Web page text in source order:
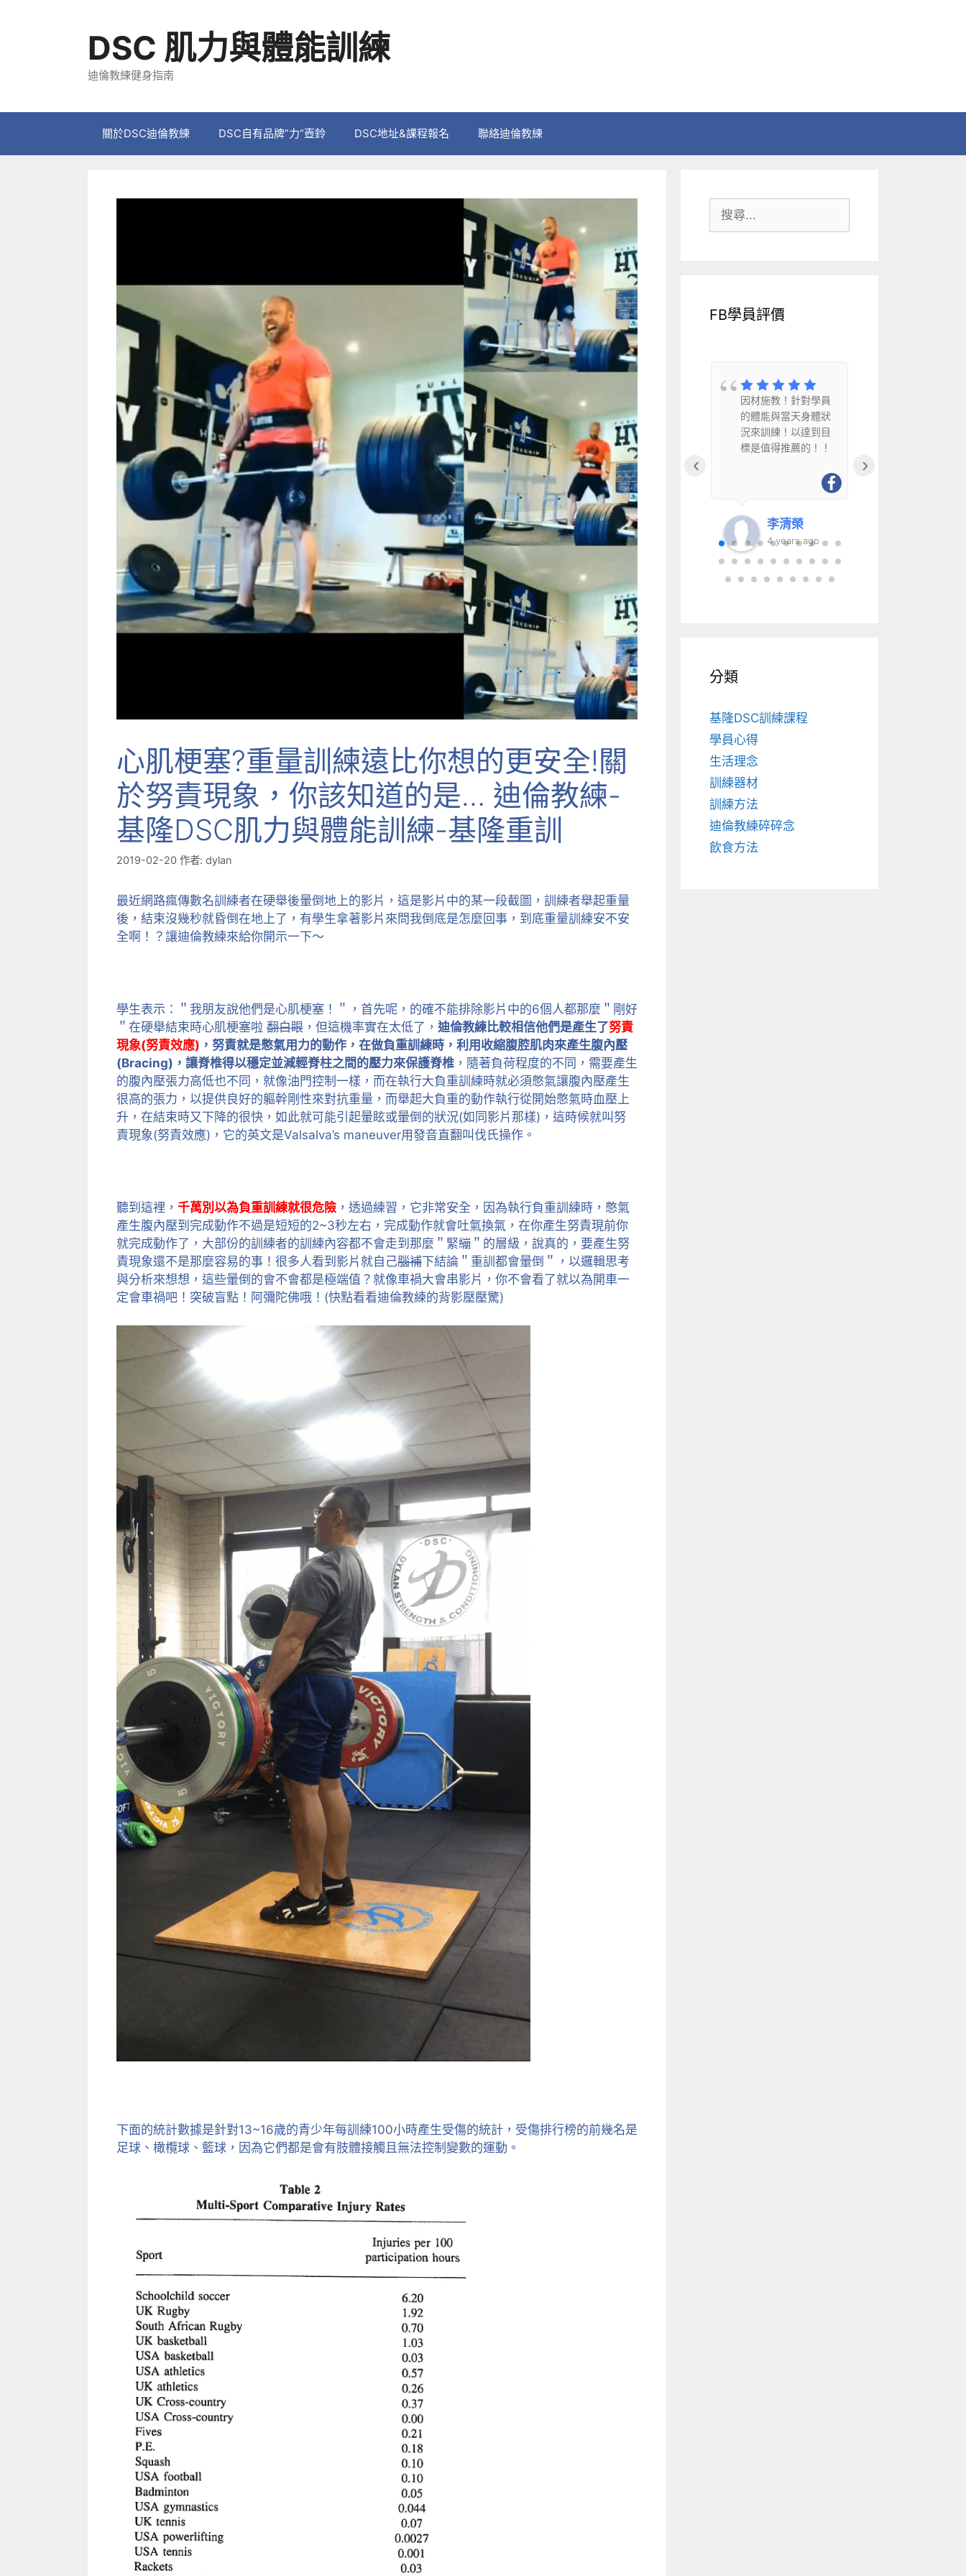
DSC 肌力與體能訓練
迪倫教練健身指南
關於DSC迪倫教練 DSC自有品牌”力”壺鈴 DSC地址&課程報名 聯絡迪倫教練
心肌梗塞?重量訓練遠比你想的更安全!關
於努責現象，你該知道的是… 迪倫教練-
基隆DSC肌力與體能訓練-基隆重訓
2019-02-20 作者: dylan
最近網路瘋傳數名訓練者在硬舉後暈倒地上的影片，這是影片中的某一段截圖，訓練者舉起重量
後，結束沒幾秒就昏倒在地上了，有學生拿著影片來問我倒底是怎麼回事，到底重量訓練安不安
全啊！？讓迪倫教練來給你開示一下～
學生表示：＂我朋友說他們是心肌梗塞！＂，首先呢，的確不能排除影片中的6個人都那麼＂剛好
＂在硬舉結束時心肌梗塞啦 翻白眼 ，但這機率實在太低了， 迪倫教練比較相信他們是產生了努責
現象(努責效應) ，努責就是憋氣用力的動作，在做負重訓練時，利用收縮腹腔肌肉來產生腹內壓
(Bracing)，讓脊椎得以穩定並減輕脊柱之間的壓力來保護脊椎 ，隨著負荷程度的不同，需要產生
的腹內壓張力高低也不同，就像油門控制一樣，而在執行大負重訓練時就必須憋氣讓腹內壓產生
很高的張力，以提供良好的軀幹剛性來對抗重量，而舉起大負重的動作執行從開始憋氣時血壓上
升，在結束時又下降的很快，如此就可能引起暈眩或暈倒的狀況(如同影片那樣)，這時候就叫努
責現象(努責效應)，它的英文是Valsalva’s maneuver用發音直翻叫伐氏操作。
聽到這裡， 千萬別以為負重訓練就很危險 ，透過練習，它非常安全，因為執行負重訓練時，憋氣
產生腹內壓到完成動作不過是短短的2~3秒左右，完成動作就會吐氣換氣，在你產生努責現前你
就完成動作了，大部份的訓練者的訓練內容都不會走到那麼＂緊繃＂的層級，說真的，要產生努
責現象還不是那麼容易的事！很多人看到影片就自己腦補下結論＂重訓都會暈倒＂，以邏輯思考
與分析來想想，這些暈倒的會不會都是極端值？就像車禍大會串影片，你不會看了就以為開車一
定會車禍吧！突破盲點！阿彌陀佛哦！(快點看看迪倫教練的背影壓壓驚)
下面的統計數據是針對13~16歲的青少年每訓練100小時產生受傷的統計，受傷排行榜的前幾名是
足球、橄欖球 、籃球，因為它們都是會有肢體接觸且無法控制變數的運動 。
尋:
FB學員評價
超專業又熱心的教
練，一流的教學水
彭楚洺
9 years ago
因材施教！針對學員
的體能與當天身體狀
況來訓練！以達到目
標是值得推薦的！！
李清榮
4 years ago
‹ ›
分類
基隆DSC訓練課程
學員心得
生活理念
訓練器材
訓練方法
迪倫教練碎碎念
飲食方法